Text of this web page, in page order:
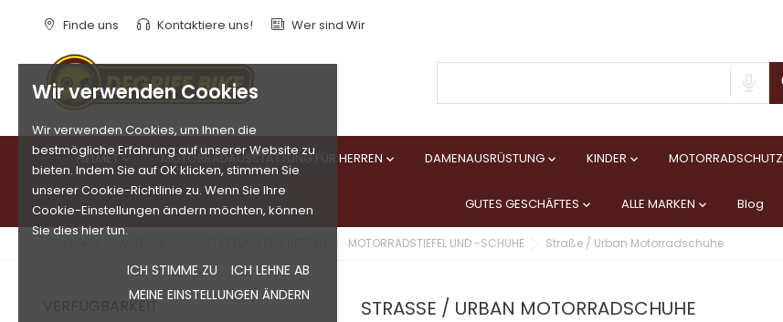
Wir verwenden Cookies
Wir verwenden Cookies, um Ihnen die
bestmögliche Erfahrung auf unserer Website zu
bieten. Indem Sie auf OK klicken, stimmen Sie
unserer Cookie-Richtlinie zu. Wenn Sie Ihre
Cookie-Einstellungen ändern möchten, können
Sie dies hier tun.
ICH STIMME ZU
ICH LEHNE AB
MEINE EINSTELLUNGEN ÄNDERN
Finde uns Kontaktiere uns! Wer sind Wir
HELMET MOTORRADAUSSTATTUNG FÜR HERREN  DAMENAUSRÜSTUNG KINDER  MOTORRADSCHUTZ
GUTES GESCHÄFTES  ALLE MARKEN  Blog
MOTORRADSTIEFEL UND -SCHUHE Straße / Urban Motorradschuhe
VERFÜGBARKEIT STRASSE / URBAN MOTORRADSCHUHE